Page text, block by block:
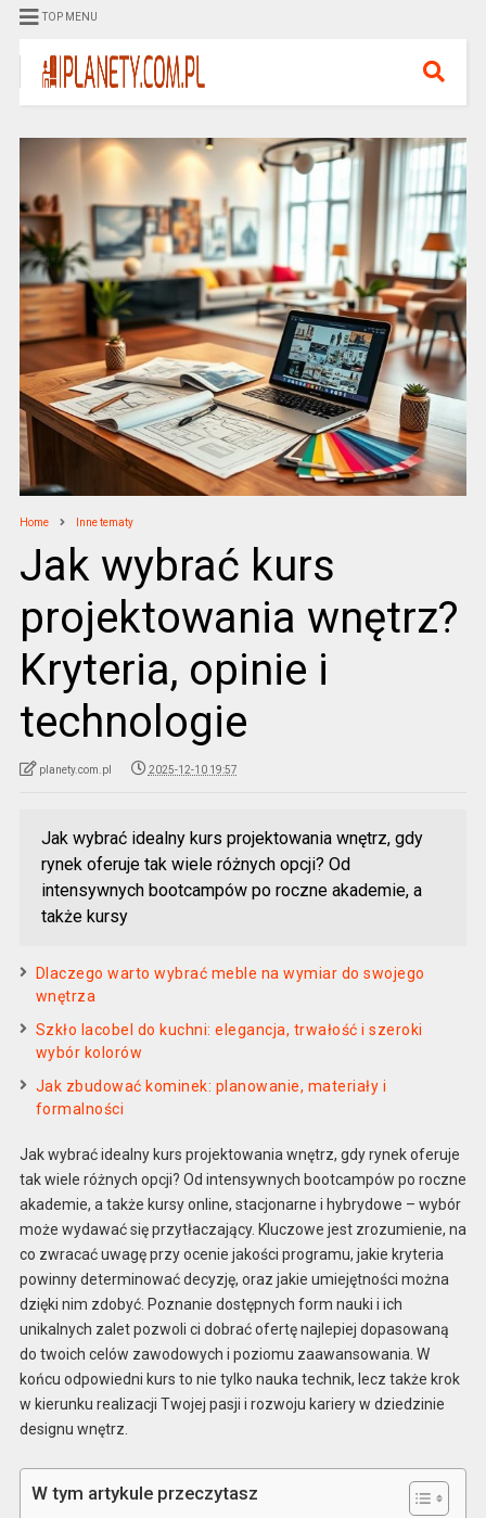
TOP MENU
Home Inne tematy
Jak wybrać kurs
projektowania wnętrz?
Kryteria, opinie i
technologie
planety.com.pl 2025-12-10 19:57
Jak wybrać idealny kurs projektowania wnętrz, gdy
rynek oferuje tak wiele różnych opcji? Od
intensywnych bootcampów po roczne akademie, a
także kursy
Dlaczego warto wybrać meble na wymiar do swojego
wnętrza
Szkło lacobel do kuchni: elegancja, trwałość i szeroki
wybór kolorów
Jak zbudować kominek: planowanie, materiały i
formalności
Jak wybrać idealny kurs projektowania wnętrz, gdy rynek oferuje
tak wiele różnych opcji? Od intensywnych bootcampów po roczne
akademie, a także kursy online, stacjonarne i hybrydowe – wybór
może wydawać się przytłaczający. Kluczowe jest zrozumienie, na
co zwracać uwagę przy ocenie jakości programu, jakie kryteria
powinny determinować decyzję, oraz jakie umiejętności można
dzięki nim zdobyć. Poznanie dostępnych form nauki i ich
unikalnych zalet pozwoli ci dobrać ofertę najlepiej dopasowaną
do twoich celów zawodowych i poziomu zaawansowania. W
końcu odpowiedni kurs to nie tylko nauka technik, lecz także krok
w kierunku realizacji Twojej pasji i rozwoju kariery w dziedzinie
designu wnętrz.
W tym artykule przeczytasz